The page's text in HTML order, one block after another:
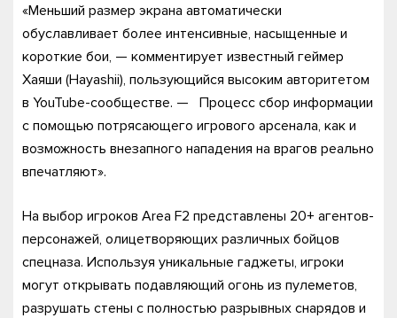
«Меньший размер экрана автоматически
обуславливает более интенсивные, насыщенные и
короткие бои, — комментирует известный геймер
Хаяши (Hayashii), пользующийся высоким авторитетом
в YouTube-сообществе. — Процесс сбор информации
с помощью потрясающего игрового арсенала, как и
возможность внезапного нападения на врагов реально
впечатляют».
На выбор игроков Area F2 представлены 20+ агентов-
персонажей, олицетворяющих различных бойцов
спецназа. Используя уникальные гаджеты, игроки
могут открывать подавляющий огонь из пулеметов,
разрушать стены с полностью разрывных снарядов и